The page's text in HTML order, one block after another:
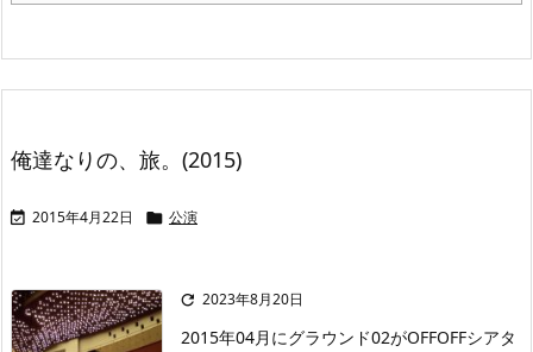
俺達なりの、旅。(2015)
 2015年4月22日  公演
 2023年8月20日
2015年04月にグラウンド02がOFFOFFシアタ